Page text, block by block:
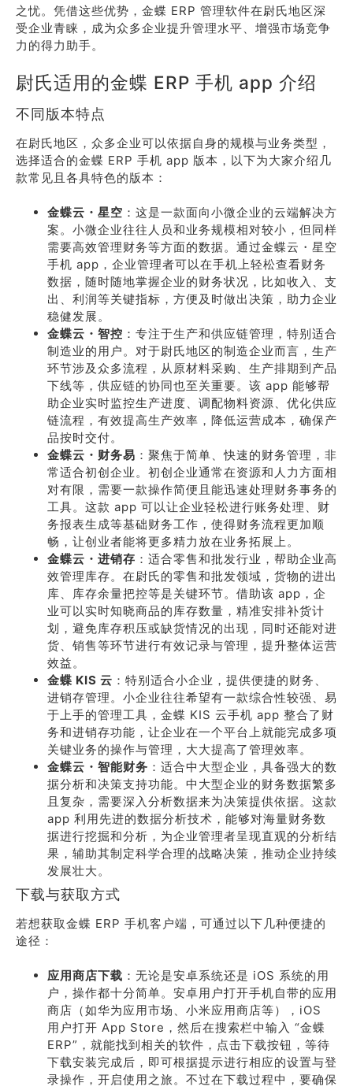
之忧。凭借这些优势，金蝶 ERP 管理软件在尉氏地区深
受企业青睐，成为众多企业提升管理水平、增强市场竞争
力的得力助手。
尉氏适用的金蝶 ERP 手机 app 介绍
不同版本特点
在尉氏地区，众多企业可以依据自身的规模与业务类型，
选择适合的金蝶 ERP 手机 app 版本，以下为大家介绍几
款常见且各具特色的版本：
金蝶云・星空 ：这是一款面向小微企业的云端解决方
案。小微企业往往人员和业务规模相对较小，但同样
需要高效管理财务等方面的数据。通过金蝶云・星空
手机 app，企业管理者可以在手机上轻松查看财务
数据，随时随地掌握企业的财务状况，比如收入、支
出、利润等关键指标，方便及时做出决策，助力企业
稳健发展。
金蝶云・智控 ：专注于生产和供应链管理，特别适合
制造业的用户。对于尉氏地区的制造企业而言，生产
环节涉及众多流程，从原材料采购、生产排期到产品
下线等，供应链的协同也至关重要。该 app 能够帮
助企业实时监控生产进度、调配物料资源、优化供应
链流程，有效提高生产效率，降低运营成本，确保产
品按时交付。
金蝶云・财务易 ：聚焦于简单、快速的财务管理，非
常适合初创企业。初创企业通常在资源和人力方面相
对有限，需要一款操作简便且能迅速处理财务事务的
工具。这款 app 可以让企业轻松进行账务处理、财
务报表生成等基础财务工作，使得财务流程更加顺
畅，让创业者能将更多精力放在业务拓展上。
金蝶云・进销存 ：适合零售和批发行业，帮助企业高
效管理库存。在尉氏的零售和批发领域，货物的进出
库、库存余量把控等是关键环节。借助该 app，企
业可以实时知晓商品的库存数量，精准安排补货计
划，避免库存积压或缺货情况的出现，同时还能对进
货、销售等环节进行有效记录与管理，提升整体运营
效益。
金蝶 KIS 云 ：特别适合小企业，提供便捷的财务、
进销存管理。小企业往往希望有一款综合性较强、易
于上手的管理工具，金蝶 KIS 云手机 app 整合了财
务和进销存功能，让企业在一个平台上就能完成多项
关键业务的操作与管理，大大提高了管理效率。
金蝶云・智能财务 ：适合中大型企业，具备强大的数
据分析和决策支持功能。中大型企业的财务数据繁多
且复杂，需要深入分析数据来为决策提供依据。这款
app 利用先进的数据分析技术，能够对海量财务数
据进行挖掘和分析，为企业管理者呈现直观的分析结
果，辅助其制定科学合理的战略决策，推动企业持续
发展壮大。
下载与获取方式
若想获取金蝶 ERP 手机客户端，可通过以下几种便捷的
途径：
应用商店下载 ：无论是安卓系统还是 iOS 系统的用
户，操作都十分简单。安卓用户打开手机自带的应用
商店（如华为应用市场、小米应用商店等），iOS
用户打开 App Store，然后在搜索栏中输入 “金蝶
ERP”，就能找到相关的软件，点击下载按钮，等待
下载安装完成后，即可根据提示进行相应的设置与登
录操作，开启使用之旅。不过在下载过程中，要确保